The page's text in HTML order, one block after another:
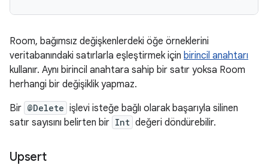
Room, bağımsız değişkenlerdeki öğe örneklerini
veritabanındaki satırlarla eşleştirmek için birincil anahtarı
kullanır. Aynı birincil anahtara sahip bir satır yoksa Room
herhangi bir değişiklik yapmaz.
Bir @Delete işlevi isteğe bağlı olarak başarıyla silinen
satır sayısını belirten bir Int değeri döndürebilir.
Upsert